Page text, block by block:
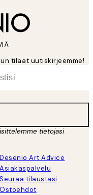
tilaat uutiskirjeemme!
tietojasi
Desenio Art Advice
Asiakaspalvelu
Seuraa tilaustasi
Ostoehdot